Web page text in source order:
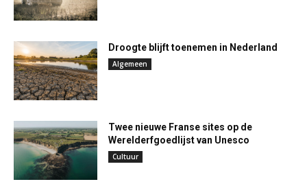
Droogte blijft toenemen in Nederland
Algemeen
Twee nieuwe Franse sites op de
Werelderfgoedlijst van Unesco
Cultuur